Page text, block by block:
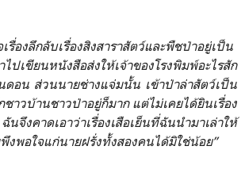
รื่องลึกลับเรื่องสิงสาราสัตว์และพืชป่าอยู่เป็น
ปเขียนหนังสือส่งให้เจ้าของโรงพิมพ์อะไรสัก
ดอน ส่วนนายช่างแจ่มนั้น เข้าป่าล่าสัตว์เป็น
าวบ้านชาวป่าอยู่ก็มาก แต่ไม่เคยได้ยินเรื่อง
นจึงคาดเอาว่าเรื่องเสือเย็นที่ฉันนำมาเล่าให้
งพอใจแก่นายฝรั่งทั้งสองคนได้มิใช่น้อย”